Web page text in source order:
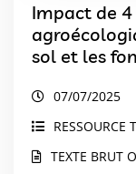
Impact de
sol et les
07/07/2025
RESSOURCE
TEXTE BRUT